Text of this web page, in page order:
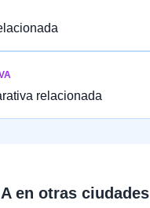
relacionada
en otras ciudades